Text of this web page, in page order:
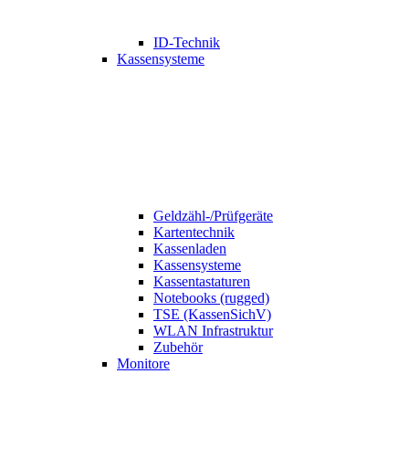
ID-Technik
Kassensysteme
Geldzähl-/Prüfgeräte
Kartentechnik
Kassenladen
Kassensysteme
Kassentastaturen
Notebooks (rugged)
TSE (KassenSichV)
WLAN Infrastruktur
Zubehör
Monitore